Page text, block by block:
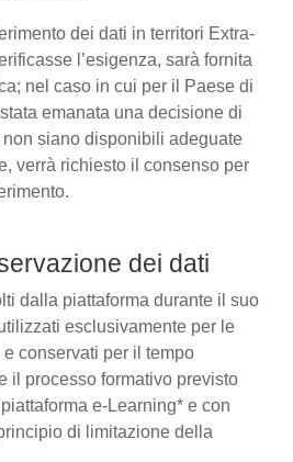
dei dati in territori Extra-
l’esigenza, sarà fornita
nel caso in cui per il Paese di
emanata una decisione di
siano disponibili adeguate
verrà richiesto il consenso per
dei dati
dalla piattaforma durante il suo
esclusivamente per le
conservati per il tempo
il processo formativo previsto
e-Learning* e con
di limitazione della